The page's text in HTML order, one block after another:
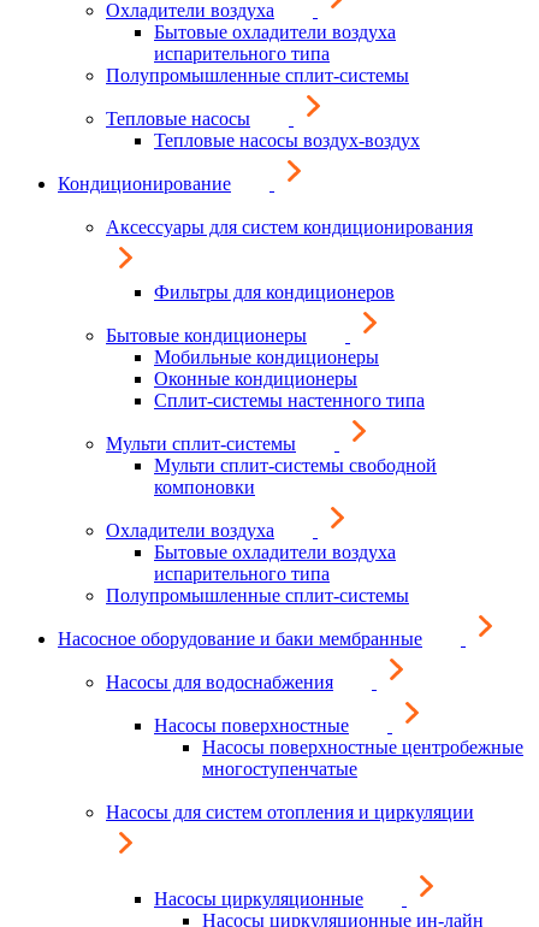
Охладители воздуха
Бытовые охладители воздуха
испарительного типа
Полупромышленные сплит-системы
Тепловые насосы
Тепловые насосы воздух-воздух
Кондиционирование
Аксессуары для систем кондиционирования
Фильтры для кондиционеров
Бытовые кондиционеры
Мобильные кондиционеры
Оконные кондиционеры
Сплит-системы настенного типа
Мульти сплит-системы
Мульти сплит-системы свободной
компоновки
Охладители воздуха
Бытовые охладители воздуха
испарительного типа
Полупромышленные сплит-системы
Насосное оборудование и баки мембранные
Насосы для водоснабжения
Насосы поверхностные
Насосы поверхностные центробежные
многоступенчатые
Насосы для систем отопления и циркуляции
Насосы циркуляционные
Насосы циркуляционные ин-лайн